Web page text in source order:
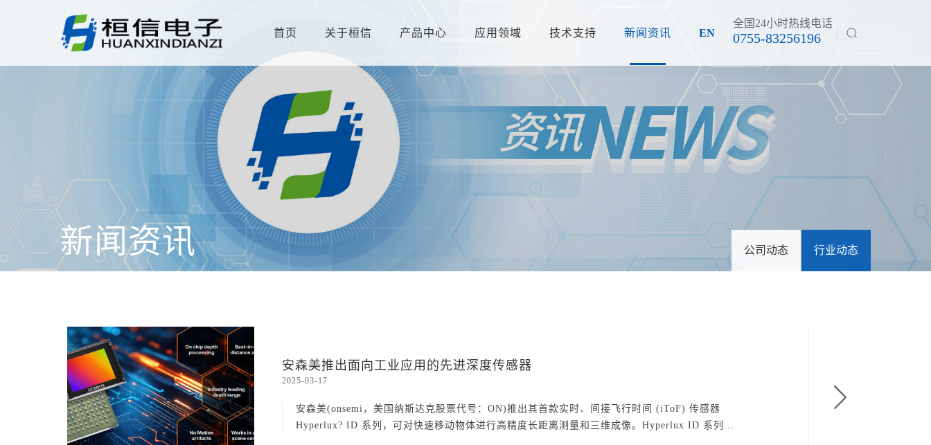
EN
全国24小时热线电话
0755-83256196
首页 关于桓信 产品中心 应用领域 技术支持 新闻资讯
新闻资讯 公司动态 行业动态
安森美推出面向工业应用的先进深度传感器
2025-03-17
安森美(onsemi，美国纳斯达克股票代号：ON)推出其首款实时、间接飞行时间 (iToF) 传感器
Hyperlux? ID 系列，可对快速移动物体进行高精度长距离测量和三维成像。Hyperlux ID 系列...